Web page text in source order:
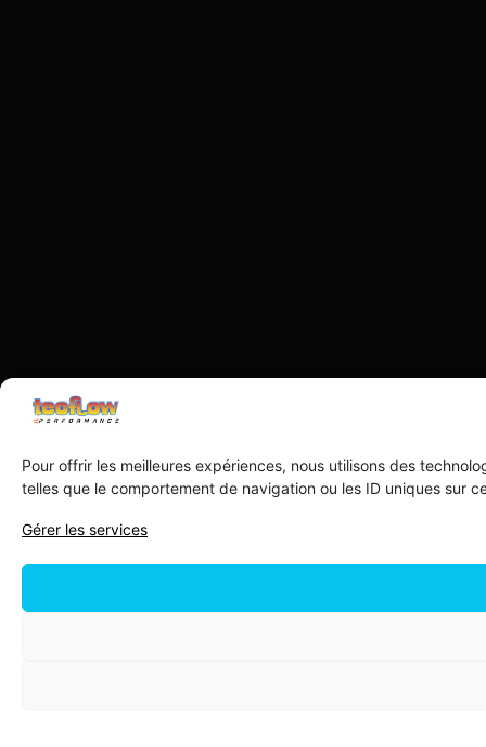
Pour offrir les meilleures expériences, nous utilisons des
telles que le comportement de navigation ou les ID uniques sur
Gérer les services